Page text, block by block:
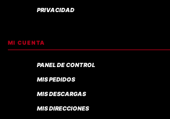
PRIVACIDAD
MI CUENTA
PANEL DE CONTROL
MIS PEDIDOS
MIS DESCARGAS
MIS DIRECCIONES